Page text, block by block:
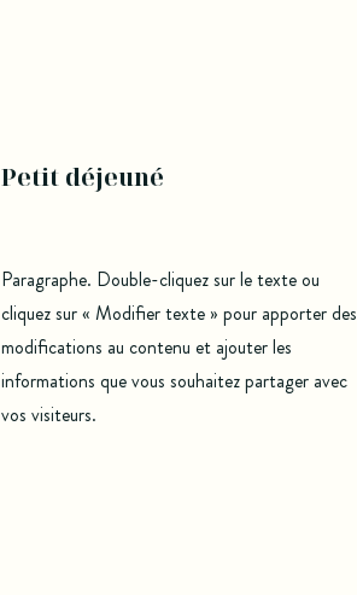
Petit déjeuné
Paragraphe. Double-cliquez sur le texte ou
cliquez sur « Modifier texte » pour apporter des
modifications au contenu et ajouter les
informations que vous souhaitez partager avec
vos visiteurs.